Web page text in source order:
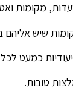
מקומות
שיש אליהם
כמעט
טובות.